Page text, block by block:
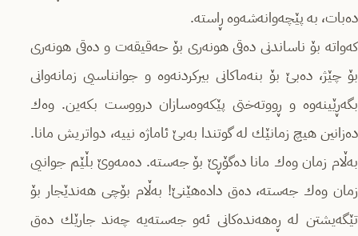
دەبات، بە پێچەوانەشەوە ڕاستە.
كەواتە بۆ ناساندنی دەقی هونەری بۆ حەقیقەت و دەقی هونەری
بۆ چێژ، دەبێ‌ بۆ بنەماكانی بیركردنەوە و جوانناسیی زمانەوانی
بگەڕێینەوە و ڕووتەختی پێكەوەسازان درووست بكەین. وەك
دەزانین هیچ زمانێك لە گوتندا بەبێ‌ ئاماژە نییە، دواتریش مانا.
بەڵام زمان وەك مانا دەگۆڕێ‌ بۆ جەستە. دەمەوێ‌ بڵێم جوانیی
زمان وەك جەستە، دەق دادەهێنێ‌! بەڵام بۆچی هەندێجار بۆ
تێگەیشتن لە ڕەهەندەكانی ئەو جەستەیە چەند جارێك دەق